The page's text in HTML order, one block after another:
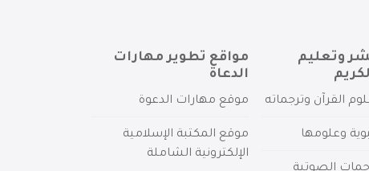
وتعليم
القرآن وترجماته
وعلومها
مواقع تطوير مهارات
الدعاة
موقع مهارات الدعوة
موقع المكتبة الإسلامية
الإلكترونية الشاملة